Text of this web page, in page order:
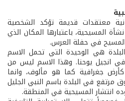
معتقدات قديمة تؤكد الشخصية
المسيحية، باعتبارها المكان الذي
في حفلة العرس.
هي الوحيدة التي تحمل الاسم
في انجيل يوحنا. وهذا الاسم ليس من
جغرافية كما هو مألوف، وانما
في البلدة باسم النبي الجليل
انتشار المسيحية في المنطقة.